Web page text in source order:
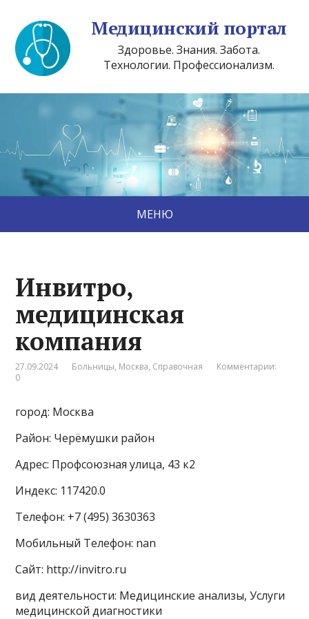
Медицинский портал
Здоровье. Знания. Забота.
Технологии. Профессионализм.
МЕНЮ
Инвитро,
медицинская
компания
27.09.2024 Больницы, Москва, Справочная
Комментарии:
0
город: Москва
Район: Черёмушки район
Адрес: Профсоюзная улица, 43 к2
Индекс: 117420.0
Телефон: +7 (495) 3630363
Мобильный Телефон: nan
Сайт: http://invitro.ru
вид деятельности: Медицинские анализы, Услуги
медицинской диагностики